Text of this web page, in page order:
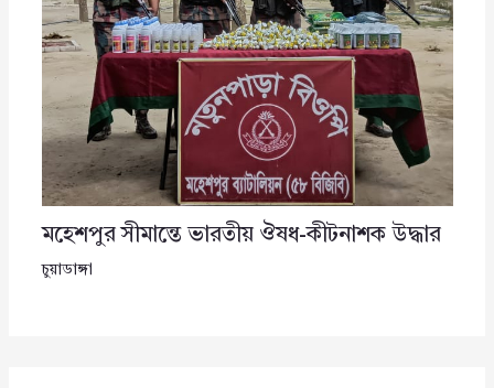
মহেশপুর সীমান্তে ভারতীয় ঔষধ-কীটনাশক উদ্ধার
চুয়াডাঙ্গা